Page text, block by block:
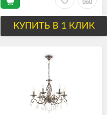
КУПИТЬ В 1 КЛИК